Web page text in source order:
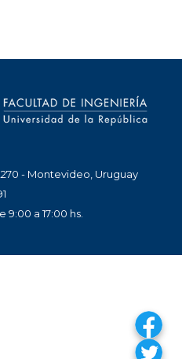
- Montevideo, Uruguay
9:00 a 17:00 hs.